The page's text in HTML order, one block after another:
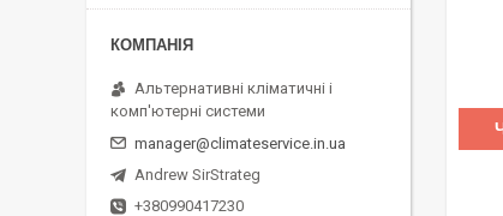
Альтернативні кліматичні і
комп'ютерні системи
manager@climateservice.in.ua
Andrew SirStrateg
+380990417230